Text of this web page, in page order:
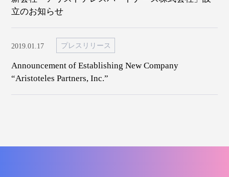
立のお知らせ
プレスリリース
2019.01.17
Announcement of Establishing New Company
“Aristoteles Partners, Inc.”